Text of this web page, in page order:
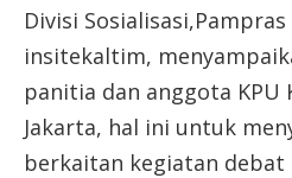
Divisi
insitekaltim,
panitia dan anggota KPU
Jakarta, hal ini untuk
berkaitan kegiatan debat